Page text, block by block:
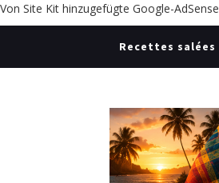
Von Site Kit hinzugefügte Google-
Recettes salées